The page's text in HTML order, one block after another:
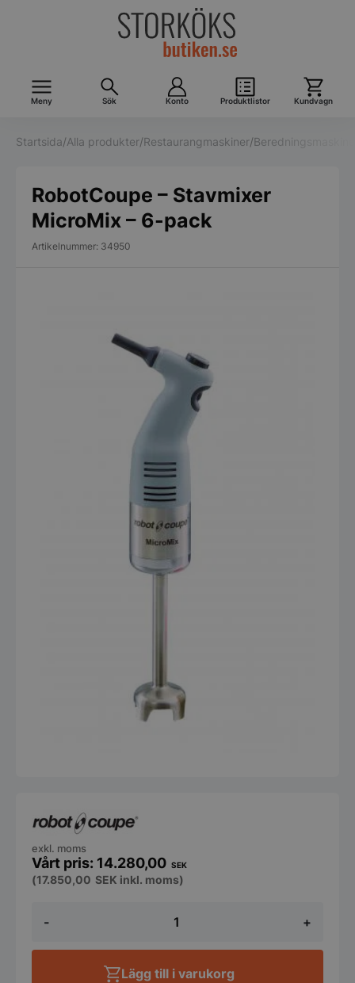
Meny Sök Konto Produktlistor Kundvagn
Startsida/Alla produkter/Restaurangmaskiner/
RobotCoupe – Stavmixer
MicroMix – 6-pack
Artikelnummer: 34950
-
MicroMix
+
14.280,00 SEK
exkl. moms
(17.850,00 SEK inkl. moms)
Lägg till i varukorg